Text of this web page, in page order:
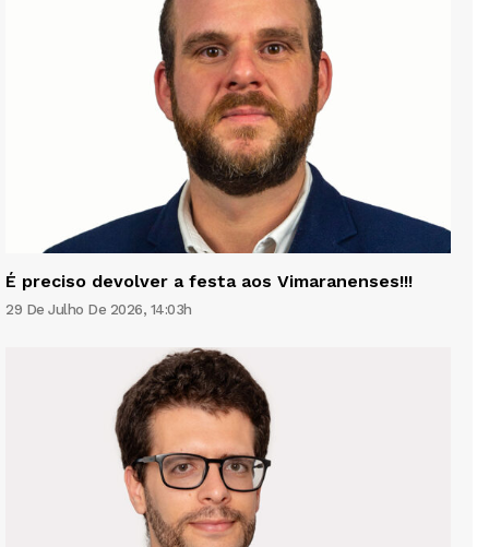
É preciso devolver a festa aos Vimaranenses!!!
29 De Julho De 2026, 14:03h